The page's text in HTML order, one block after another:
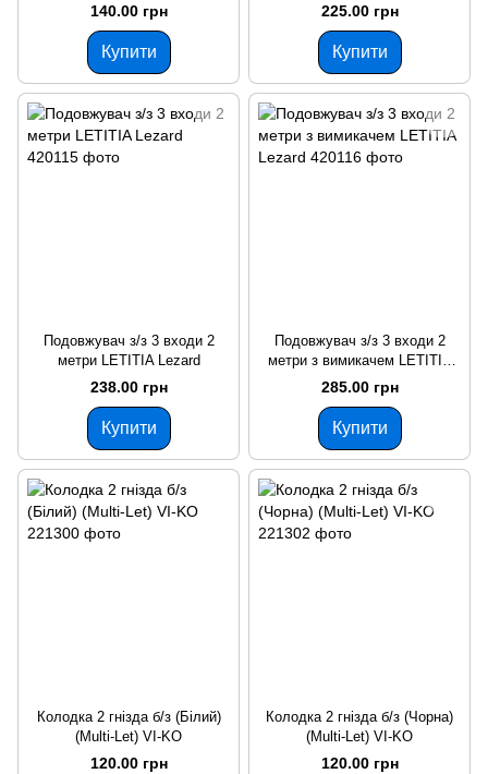
140.00 грн
Купити
225.00 грн
Купити
Подовжувач з/з 3 входи 2
метри LETITIA Lezard
238.00 грн
Купити
Подовжувач з/з 3 входи 2
метри з вимикачем LETITIA
Lezard
285.00 грн
Купити
Колодка 2 гнізда б/з (Білий)
(Multi-Let) VI-KO
120.00 грн
Колодка 2 гнізда б/з (Чорна)
(Multi-Let) VI-KO
120.00 грн